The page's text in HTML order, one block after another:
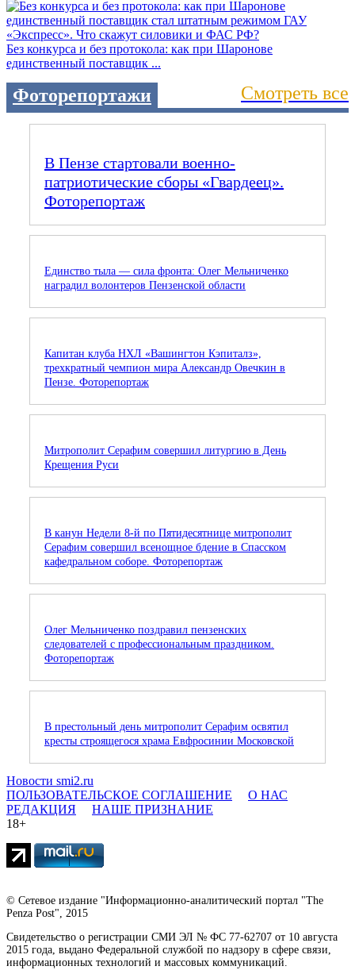
Без конкурса и без протокола: как при Шаронове
единственный поставщик ...
Фоторепортажи Смотреть все
В Пензе стартовали военно-
патриотические сборы «Гвардеец».
Фоторепортаж
Единство тыла — сила фронта: Олег Мельниченко
наградил волонтеров Пензенской области
Капитан клуба НХЛ «Вашингтон Кэпиталз»,
трехкратный чемпион мира Александр Овечкин в
Пензе. Фоторепортаж
Митрополит Серафим совершил литургию в День
Крещения Руси
В канун Недели 8-й по Пятидесятнице митрополит
Серафим совершил всенощное бдение в Спасском
кафедральном соборе. Фоторепортаж
Олег Мельниченко поздравил пензенских
следователей с профессиональным праздником.
Фоторепортаж
В престольный день митрополит Серафим освятил
кресты строящегося храма Евфросинии Московской
Новости smi2.ru
ПОЛЬЗОВАТЕЛЬСКОЕ СОГЛАШЕНИЕ
О НАС
РЕДАКЦИЯ
НАШЕ ПРИЗНАНИЕ
18+
© Сетевое издание "Информационно-аналитический портал "The
Penza Post", 2015
Свидетельство о регистрации СМИ ЭЛ № ФС 77-62707 от 10 августа
2015 года, выдано Федеральной службой по надзору в сфере связи,
информационных технологий и массовых коммуникаций.